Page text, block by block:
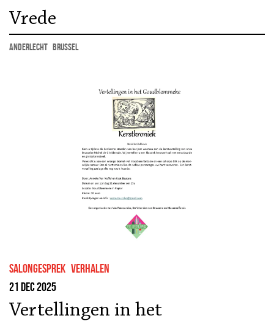
Vrede
Anderlecht Brussel
salongesprek Verhalen
21 dec 2025
Vertellingen in het